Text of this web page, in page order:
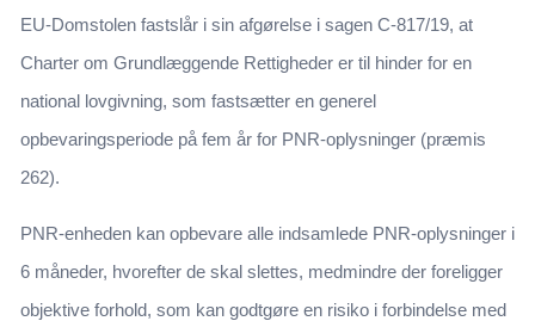
EU-Domstolen fastslår i sin afgørelse i sagen C-817/19, at
Charter om Grundlæggende Rettigheder er til hinder for en
national lovgivning, som fastsætter en generel
opbevaringsperiode på fem år for PNR-oplysninger (præmis
262).
PNR-enheden kan opbevare alle indsamlede PNR-oplysninger i
6 måneder, hvorefter de skal slettes, medmindre der foreligger
objektive forhold, som kan godtgøre en risiko i forbindelse med